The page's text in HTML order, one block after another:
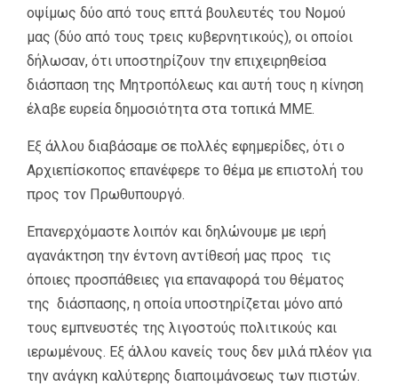
οψίμως δύο από τους επτά βουλευτές του Νομού
μας (δύο από τους τρεις κυβερνητικούς), οι οποίοι
δήλωσαν, ότι υποστηρίζουν την επιχειρηθείσα
διάσπαση της Μητροπόλεως και αυτή τους η κίνηση
έλαβε ευρεία δημοσιότητα στα τοπικά ΜΜΕ.
Εξ άλλου διαβάσαμε σε πολλές εφημερίδες, ότι ο
Αρχιεπίσκοπος επανέφερε το θέμα με επιστολή του
προς τον Πρωθυπουργό.
Επανερχόμαστε λοιπόν και δηλώνουμε με ιερή
αγανάκτηση την έντονη αντίθεσή μας προς τις
όποιες προσπάθειες για επαναφορά του θέματος
της διάσπασης, η οποία υποστηρίζεται μόνο από
τους εμπνευστές της λιγοστούς πολιτικούς και
ιερωμένους. Εξ άλλου κανείς τους δεν μιλά πλέον για
την ανάγκη καλύτερης διαποιμάνσεως των πιστών.